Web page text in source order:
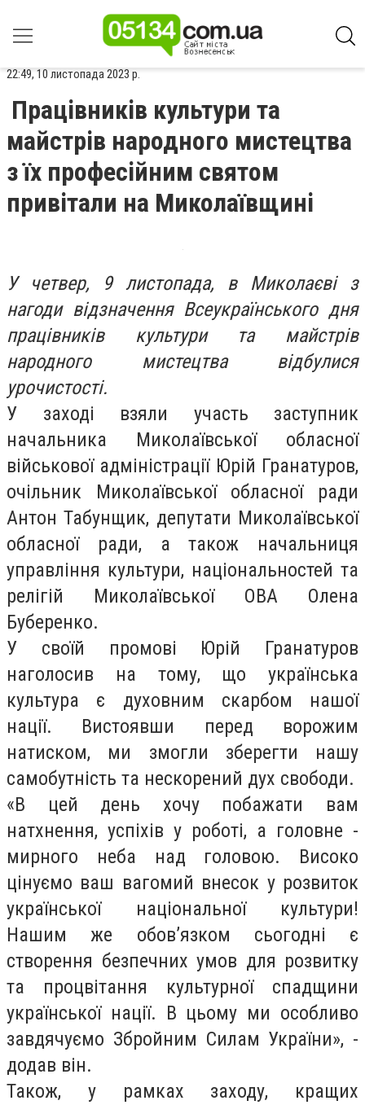
22:49, 10 листопада 2023 р.
Працівників культури та
майстрів народного мистецтва
з їх професійним святом
привітали на Миколаївщині
У четвер, 9 листопада, в Миколаєві з
нагоди відзначення Всеукраїнського дня
працівників культури та майстрів
народного мистецтва відбулися
урочистості.
У заході взяли участь заступник
начальника Миколаївської обласної
військової адміністрації Юрій Гранатуров,
очільник Миколаївської обласної ради
Антон Табунщик, депутати Миколаївської
обласної ради, а також начальниця
управління культури, національностей та
релігій Миколаївської ОВА Олена
Буберенко.
У своїй промові Юрій Гранатуров
наголосив на тому, що українська
культура є духовним скарбом нашої
нації. Вистоявши перед ворожим
натиском, ми змогли зберегти нашу
самобутність та нескорений дух свободи.
«В цей день хочу побажати вам
натхнення, успіхів у роботі, а головне -
мирного неба над головою. Високо
цінуємо ваш вагомий внесок у розвиток
української національної культури!
Нашим же обов’язком сьогодні є
створення безпечних умов для розвитку
та процвітання культурної спадщини
української нації. В цьому ми особливо
завдячуємо Збройним Силам України», -
додав він.
Також, у рамках заходу, кращих